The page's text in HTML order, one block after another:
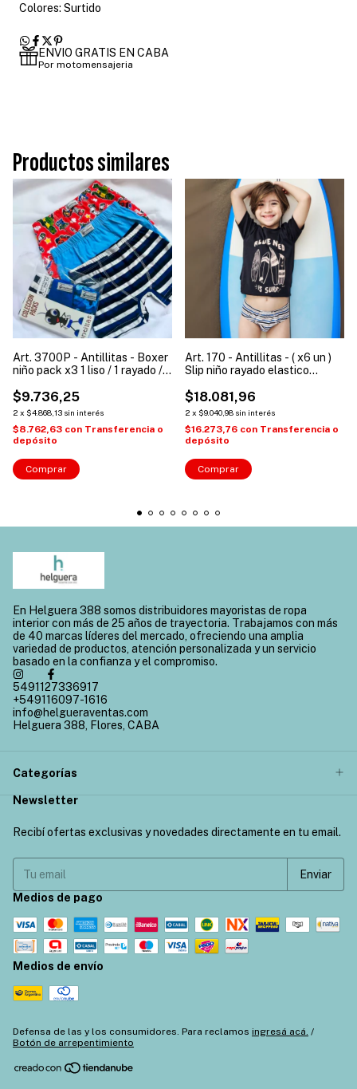
Colores: Surtido
ENVIO GRATIS EN CABA
Por motomensajeria
Productos similares
Art. 3700P - Antillitas - Boxer
niño pack x3 1 liso / 1 rayado / 1
$9.736,25
2 x $4.868,13 sin interés
$8.762,63 con Transferencia o
depósito
Comprar
Art. 170 - Antillitas - ( x6 un )
Slip niño rayado elastico
$18.081,96
2 x $9.040,98 sin interés
$16.273,76 con Transferencia o
depósito
Comprar
En Helguera 388 somos distribuidores mayoristas de ropa
interior con más de 25 años de trayectoria. Trabajamos con más
de 40 marcas líderes del mercado, ofreciendo una amplia
variedad de productos, atención personalizada y un servicio
basado en la confianza y el compromiso.
5491127336917
+549116097-1616
info@helgueraventas.com
Helguera 388, Flores, CABA
Categorías
Newsletter
Recibí ofertas exclusivas y novedades directamente en tu email.
Medios de pago
Medios de envío
Defensa de las y los consumidores. Para reclamos ingresá acá. /
Botón de arrepentimiento